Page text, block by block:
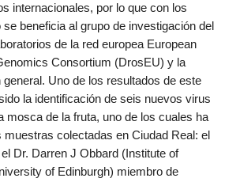
internacionales, por lo que con los
beneficia al grupo de investigación del
de la red europea European
Consortium (DrosEU) y la
Uno de los resultados de este
la identificación de seis nuevos virus
mosca de la fruta, uno de los cuales ha
colectadas en Ciudad Real: el
Dr. Darren J Obbard (Institute of
of Edinburgh) miembro de